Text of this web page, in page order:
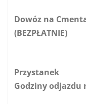
Dowóz na
(BEZPŁATNIE)
Godziny odjazdu